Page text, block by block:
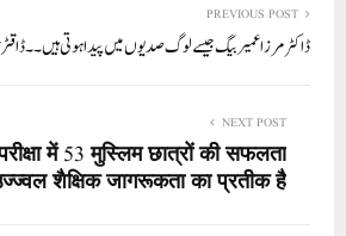
A
pp
ok
r
In PREVIOUS POST
ڈاکٹر مرزا عمیر بیگ جیسے لوگ صدیوں میں پیدا ہوتی ہیں
NEXT POST
में 53 मुस्लिम छात्रों की सफलता
शैक्षिक जागरूकता का प्रतीक है